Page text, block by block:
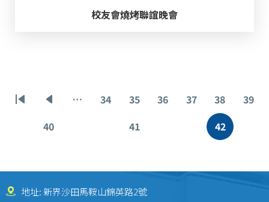
校友會燒烤聯誼晚會
Pagination
First
page
Previous
page
…
Page
34
Page
35
Page
36
Page
37
Page
38 39
Page
40
Page
41
Current
42
地址: 新界沙田馬鞍山錦英路2號